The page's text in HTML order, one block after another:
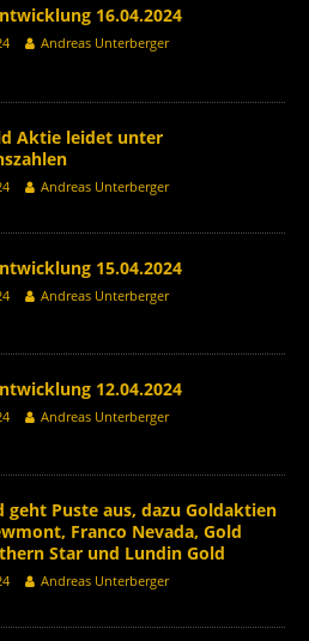
16.04.2024
Andreas Unterberger
Aktie leidet unter
Andreas Unterberger
15.04.2024
Andreas Unterberger
12.04.2024
Andreas Unterberger
geht Puste aus, dazu Goldaktien
Franco Nevada, Gold
Star und Lundin Gold
Andreas Unterberger